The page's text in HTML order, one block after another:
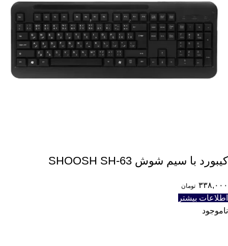
کیبورد با سیم شوش SHOOSH SH-63
۳۳۸,۰۰۰ تومان
اطلاعات بیشتر
ناموجود